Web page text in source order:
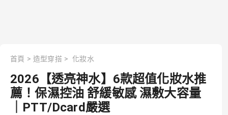
首頁 > 造型穿搭 > 化妝水
2026【透亮神水】6款超值化妝水推
薦！保濕控油 舒緩敏感 濕敷大容量
｜PTT/Dcard嚴選